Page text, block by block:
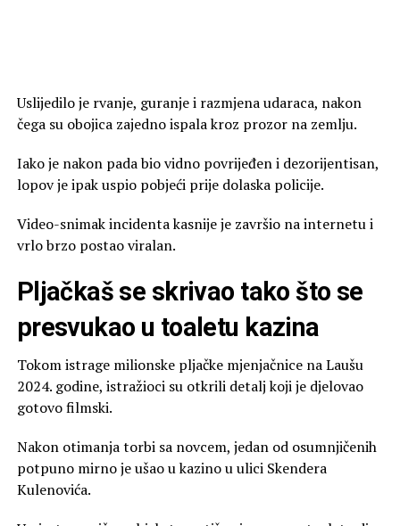
Uslijedilo je rvanje, guranje i razmjena udaraca, nakon
čega su obojica zajedno ispala kroz prozor na zemlju.
Iako je nakon pada bio vidno povrijeđen i dezorijentisan,
lopov je ipak uspio pobjeći prije dolaska policije.
Video-snimak incidenta kasnije je završio na internetu i
vrlo brzo postao viralan.
Pljačkaš se skrivao tako što se
presvukao u toaletu kazina
Tokom istrage milionske pljačke mjenjačnice na Laušu
2024. godine, istražioci su otkrili detalj koji je djelovao
gotovo filmski.
Nakon otimanja torbi sa novcem, jedan od osumnjičenih
potpuno mirno je ušao u kazino u ulici Skendera
Kulenovića.